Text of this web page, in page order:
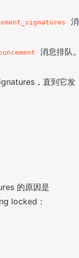
消
消息排队
，直到它发
的原因是
locked：